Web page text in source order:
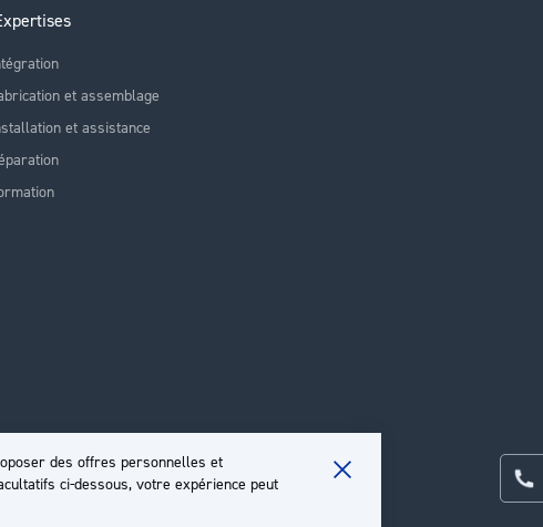
Close
des offres personnelles et
ci-dessous, votre expérience peut
et assemblage
et assistance